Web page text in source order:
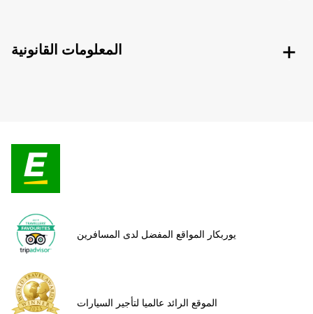
المعلومات القانونية
يوربكار المواقع المفضل لدى المسافرين
الموقع الرائد عالميا لتأجير السيارات